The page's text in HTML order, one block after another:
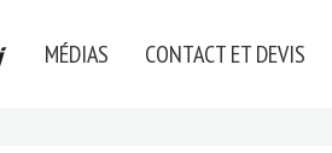
MÉDIAS CONTACT ET DEVIS